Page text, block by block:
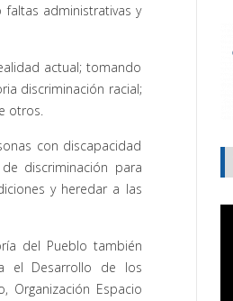
administrativas y
actual; tomando
discriminación racial;
otros.
con discapacidad
discriminación para
y heredar a las
del Pueblo también
el Desarrollo de los
Organización Espacio